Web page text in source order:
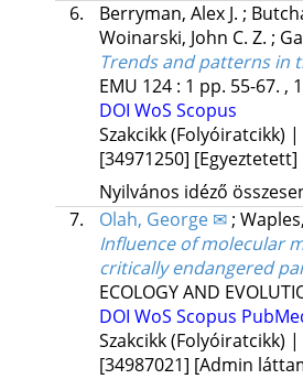
6.
Berryman, Alex J. ;
Woinarski, John C. Z. ;
Trends and patterns in
EMU 124: 1 pp. 55-67. ,
DOI WoS Scopus
Szakcikk (Folyóiratcikk)
[34971250] [Egyeztetett]
Nyilvános idéző
7.
Olah, George ✉;
Influence of molecular
critically endangered
ECOLOGY AND
DOI WoS Scopus
Szakcikk (Folyóiratcikk)
[34987021] [Admin